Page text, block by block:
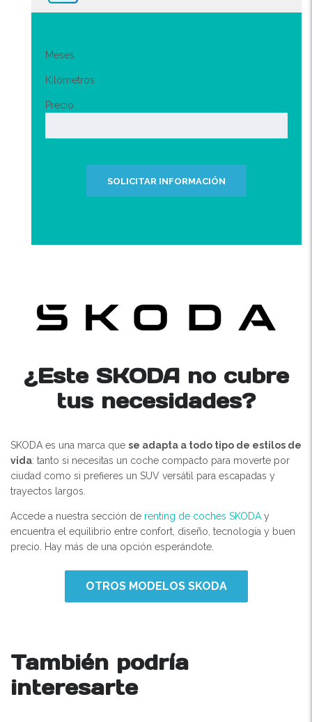
Meses
Kilómetros
Precio
SOLICITAR INFORMACIÓN
¿Este SKODA no cubre
tus necesidades?
SKODA es una marca que se adapta a todo tipo de estilos de
vida: tanto si necesitas un coche compacto para moverte por
ciudad como si prefieres un SUV versátil para escapadas y
trayectos largos.
Accede a nuestra sección de renting de coches SKODA y
encuentra el equilibrio entre confort, diseño, tecnología y buen
precio. Hay más de una opción esperándote.
OTROS MODELOS SKODA
También podría
interesarte